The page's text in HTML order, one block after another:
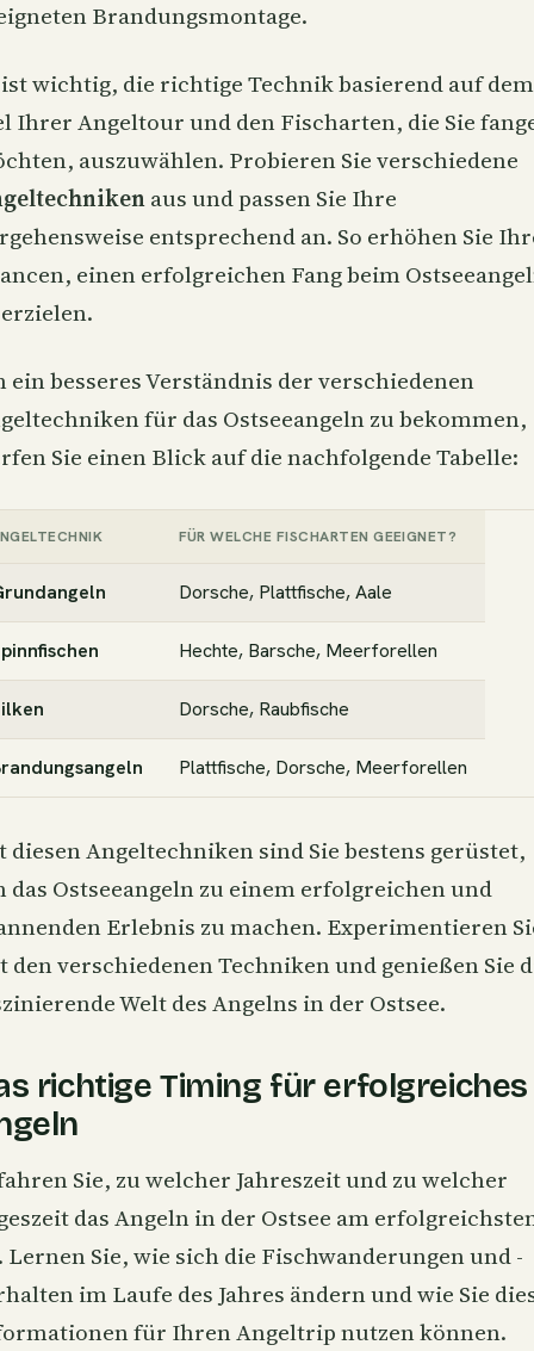
Brandungsmontage.
wichtig, die richtige Technik basierend auf dem
Ihrer Angeltour und den Fischarten, die Sie
auszuwählen. Probieren Sie verschiedene
aus und passen Sie Ihre
entsprechend an. So erhöhen Sie
einen erfolgreichen Fang beim
ein besseres Verständnis der verschiedenen
für das Ostseeangeln zu bekommen,
Sie einen Blick auf die nachfolgende Tabelle:
FÜR WELCHE FISCHARTEN GEEIGNET?
Dorsche, Plattfische, Aale
Hechte, Barsche, Meerforellen
Dorsche, Raubfische
Plattfische, Dorsche, Meerforellen
diesen Angeltechniken sind Sie bestens gerüstet,
das Ostseeangeln zu einem erfolgreichen und
Erlebnis zu machen. Experimentieren
den verschiedenen Techniken und genießen Sie
Welt des Angelns in der Ostsee.
richtige Timing für erfolgreiches
Sie, zu welcher Jahreszeit und zu welcher
das Angeln in der Ostsee am
Lernen Sie, wie sich die Fischwanderungen und -
im Laufe des Jahres ändern und wie Sie
für Ihren Angeltrip nutzen können.